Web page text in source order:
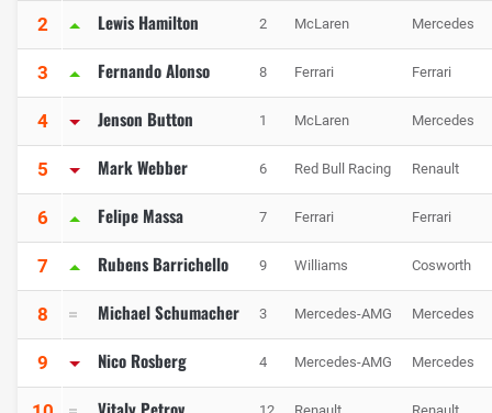
2 Lewis Hamilton 2 McLaren Mercedes
3 Fernando Alonso 8 Ferrari Ferrari
4 Jenson Button 1 McLaren Mercedes
5 Mark Webber 6 Red Bull Racing Renault
6 Felipe Massa 7 Ferrari Ferrari
7 Rubens Barrichello 9 Williams Cosworth
8 Michael Schumacher 3 Mercedes-AMG Mercedes
9 Nico Rosberg 4 Mercedes-AMG Mercedes